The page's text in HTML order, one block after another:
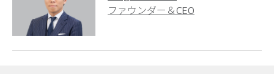
ファウンダー＆CEO